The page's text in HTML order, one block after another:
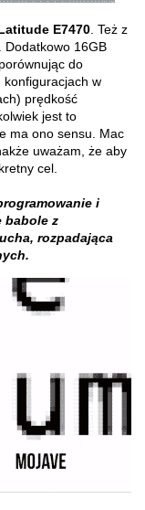
E7470 . Też z
Dodatkowo 16GB
do
konfiguracjach w
prędkość
jest to
ma ono sensu. Mac
uważam, że aby
cel.
i
babole z
rozpadająca